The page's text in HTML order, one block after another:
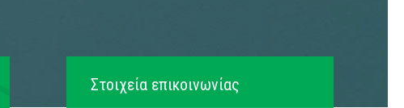
Στοιχεία επικοινωνίας